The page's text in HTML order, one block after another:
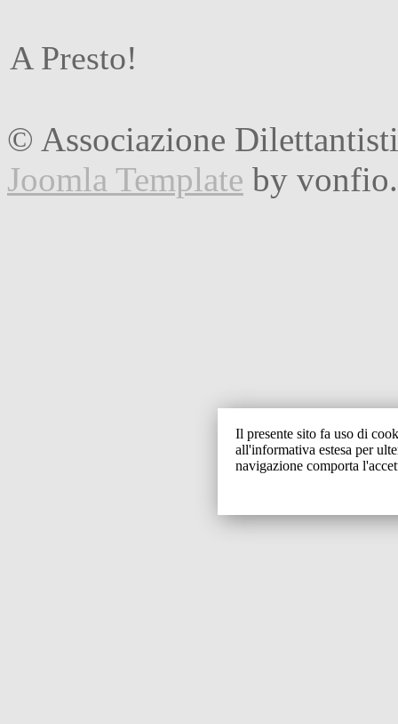
A Presto!
© Associazione
Joomla Template by
Il presente sito fa uso di
all'informativa estesa per
navigazione comporta